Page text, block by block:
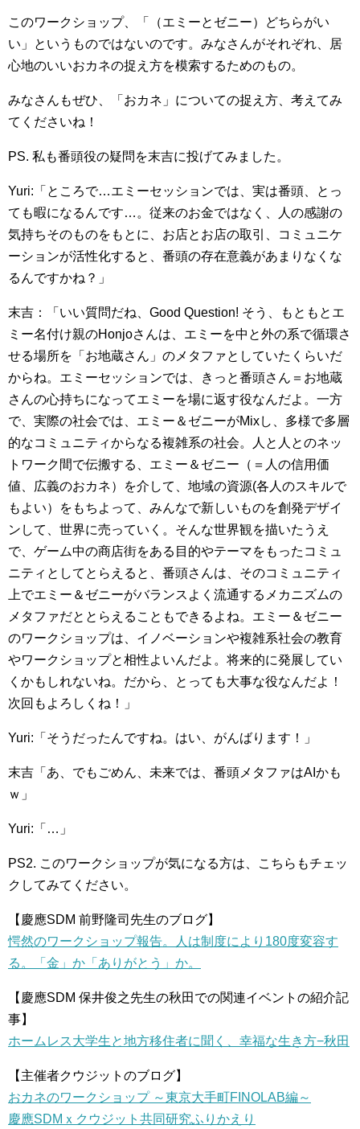
このワークショップ、「（エミーとゼニー）どちらがい
い」というものではないのです。みなさんがそれぞれ、居
心地のいいおカネの捉え方を模索するためのもの。
みなさんもぜひ、「おカネ」についての捉え方、考えてみ
てくださいね！
PS. 私も番頭役の疑問を末吉に投げてみました。
Yuri:「ところで…エミーセッションでは、実は番頭、とっ
ても暇になるんです…。従来のお金ではなく、人の感謝の
気持ちそのものをもとに、お店とお店の取引、コミュニケ
ーションが活性化すると、番頭の存在意義があまりなくな
るんですかね？」
末吉：「いい質問だね、Good Question! そう、もともとエ
ミー名付け親のHonjoさんは、エミーを中と外の系で循環さ
せる場所を「お地蔵さん」のメタファとしていたくらいだ
からね。エミーセッションでは、きっと番頭さん＝お地蔵
さんの心持ちになってエミーを場に返す役なんだよ。一方
で、実際の社会では、エミー＆ゼニーがMixし、多様で多層
的なコミュニティからなる複雑系の社会。人と人とのネッ
トワーク間で伝搬する、エミー＆ゼニー（＝人の信用価
値、広義のおカネ）を介して、地域の資源(各人のスキルで
もよい）をもちよって、みんなで新しいものを創発デザイ
ンして、世界に売っていく。そんな世界観を描いたうえ
で、ゲーム中の商店街をある目的やテーマをもったコミュ
ニティとしてとらえると、番頭さんは、そのコミュニティ
上でエミー＆ゼニーがバランスよく流通するメカニズムの
メタファだととらえることもできるよね。エミー＆ゼニー
のワークショップは、イノベーションや複雑系社会の教育
やワークショップと相性よいんだよ。将来的に発展してい
くかもしれないね。だから、とっても大事な役なんだよ！
次回もよろしくね！」
Yuri:「そうだったんですね。はい、がんばります！」
末吉「あ、でもごめん、未来では、番頭メタファはAIかも
ｗ」
Yuri:「…」
PS2. このワークショップが気になる方は、こちらもチェッ
クしてみてください。
【慶應SDM 前野隆司先生のブログ】
愕然のワークショップ報告。人は制度により180度変容す
る。「金」か「ありがとう」か。
【慶應SDM 保井俊之先生の秋田での関連イベントの紹介記
事】
ホームレス大学生と地方移住者に聞く、幸福な生き方−秋田
【主催者クウジットのブログ】
おカネのワークショップ ～東京大手町FINOLAB編～
慶應SDMｘクウジット共同研究ふりかえり